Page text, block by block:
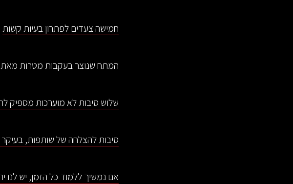
חמישה צעדים לפתרון בעיות קשות
המתח שנוצר בעקבות מטרות
שלוש סיבות לא מוערכות מספיק
סיבות להצלחה של שותפות,
אם נמשיך ללמוד כל הזמן, יש לנו